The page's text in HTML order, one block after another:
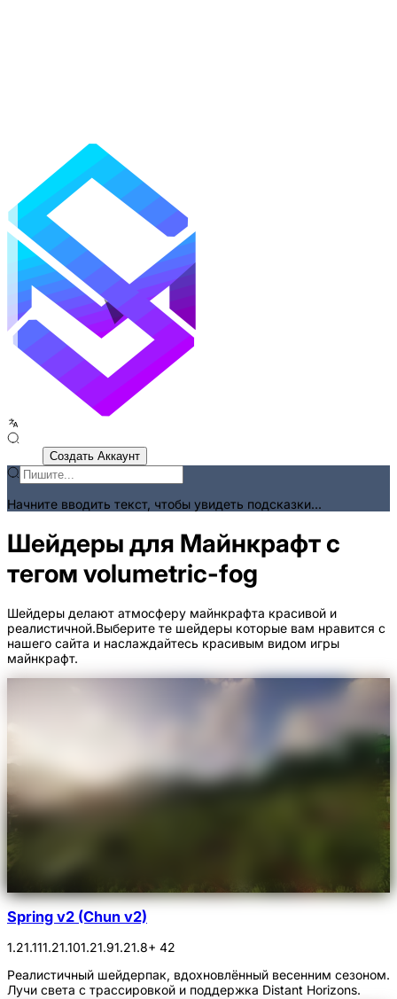
Создать Аккаунт
Начните вводить текст, чтобы увидеть подсказки...
Шейдеры для Майнкрафт с
тегом volumetric-fog
Шейдеры делают атмосферу майнкрафта красивой и
реалистичной.Выберите те шейдеры которые вам нравится с
нашего сайта и наслаждайтесь красивым видом игры
майнкрафт.
Spring v2 (Chun v2)
1.21.111.21.101.21.91.21.8+ 42
Реалистичный шейдерпак, вдохновлённый весенним сезоном.
Лучи света с трассировкой и поддержка Distant Horizons.